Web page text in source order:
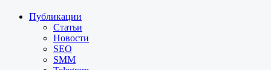
Публикации
Статьи
Новости
SEO
SMM